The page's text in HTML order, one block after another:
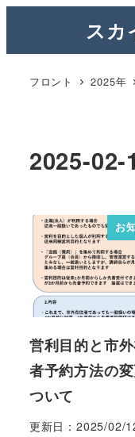
スカ
フロント 2025年
2025-02-
お
営利目的と市
者予約方法の
ついて
更新日：2025/02/